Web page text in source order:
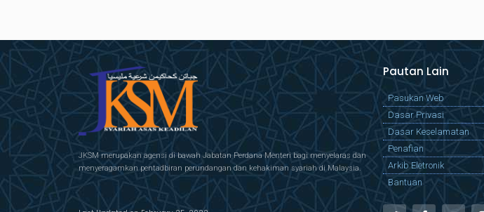
JKSM merupakan agensi di bawah Jabatan Perdana Menteri bagi menyelaras dan
menyeragamkan pentadbiran perundangan dan kehakiman syariah di Malaysia.
Pautan Lain
Pasukan Web
Dasar Privasi
Dasar Keselamatan
Penafian
Arkib Eletronik
Bantuan